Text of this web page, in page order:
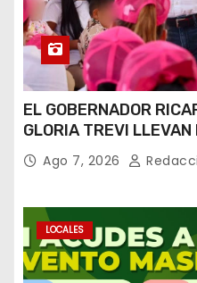
EL GOBERNADOR
GLORIA TREVI
Ago 7, 2026
LOCALES